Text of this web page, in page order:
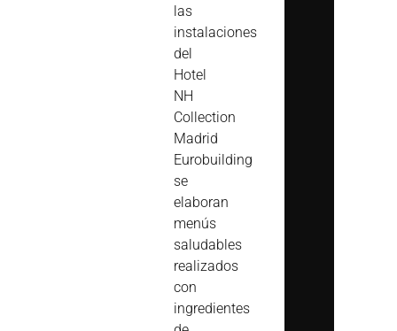
las
instalaciones
del
Hotel
NH
Collection
Madrid
Eurobuilding
se
elaboran
menús
saludables
realizados
con
ingredientes